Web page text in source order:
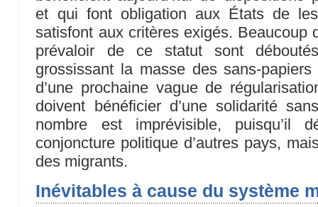
et qui font obligation aux États de
satisfont aux critères exigés. Beaucoup
prévaloir de ce statut sont
grossissant la masse des sans-
d’une prochaine vague de
doivent bénéficier d’une solidarité
nombre est imprévisible, puisqu’il
conjoncture politique d’autres pays,
des migrants.
Inévitables à cause du système